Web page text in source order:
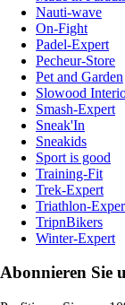
Nauti-wave
On-Fight
Padel-Expert
Pecheur-Store
Pet and Garden
Slowood
Smash-Expert
Sneak'In
Sneakids
Sport is good
Training-Fit
Trek-Expert
Triathlon-
TripnBikers
Winter-Expert
Abonnieren Sie